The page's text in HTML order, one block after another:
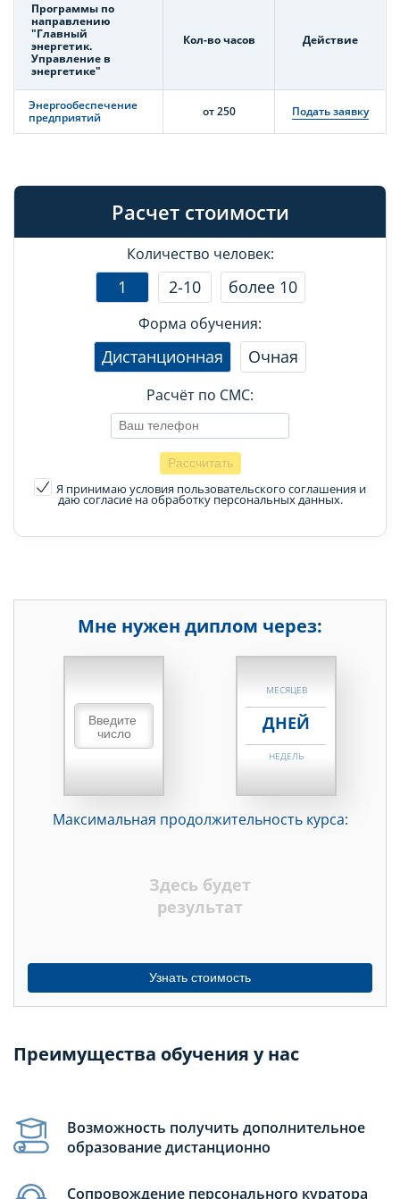
Программы по
направлению
"Главный
энергетик.
Управление в
энергетике"
Кол-во часов Действие
Энергообеспечение
предприятий
от 250 Подать заявку
Расчет стоимости
Количество человек:
1 2-10 более 10
Форма обучения:
Дистанционная Очная
Расчёт по СМС:
Я принимаю условия пользовательского соглашения и
даю согласие на обработку персональных данных.
Мне нужен диплом через:
НЕДЕЛЬ
МЕСЯЦЕВ
ДНЕЙ
НЕДЕЛЬ
ДНЕЙ
Максимальная продолжительность курса:
Здесь будет
результат
Узнать стоимость
Преимущества обучения у нас
Возможность получить дополнительное
образование дистанционно
Сопровождение персонального куратора